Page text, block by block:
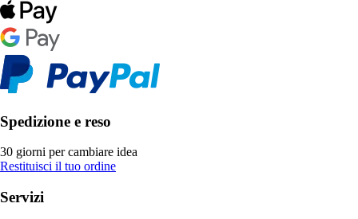
Spedizione e reso
30 giorni per cambiare idea
Restituisci il tuo ordine
Servizi